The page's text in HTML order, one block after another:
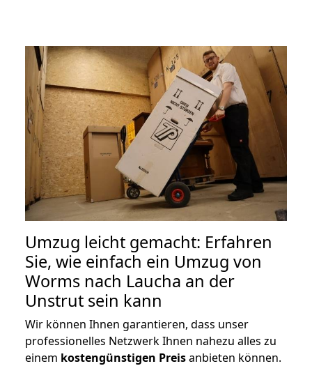
Umzug leicht gemacht: Erfahren
Sie, wie einfach ein Umzug von
Worms nach Laucha an der
Unstrut sein kann
Wir können Ihnen garantieren, dass unser
professionelles Netzwerk Ihnen nahezu alles zu
einem kostengünstigen Preisanbieten können.